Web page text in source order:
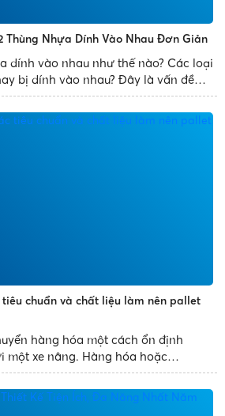
Thùng Nhựa Dính Vào Nhau Đơn Giản
dính vào nhau như thế nào? Các loại
bị dính vào nhau? Đây là vấn đề
người. Để giúp bạn xử lý sự cố
Nhựa Phát Thành chia sẻ bài...
chuẩn và chất liệu làm nên pallet
hàng hóa một cách ổn định
một xe nâng. Hàng hóa hoặc
thường được đặt trên pallet được
Kể từ khi pallet được ra đời, việc